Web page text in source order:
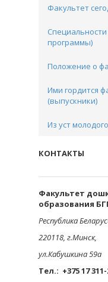
Факультет
программы)
Положение о
Ими гордится
(выпускники)
Из уст
КОНТАКТЫ
Факультет
образования
Республика
220118, г.Минск,
ул.Кабушкина 59а
Тел.: +375 17